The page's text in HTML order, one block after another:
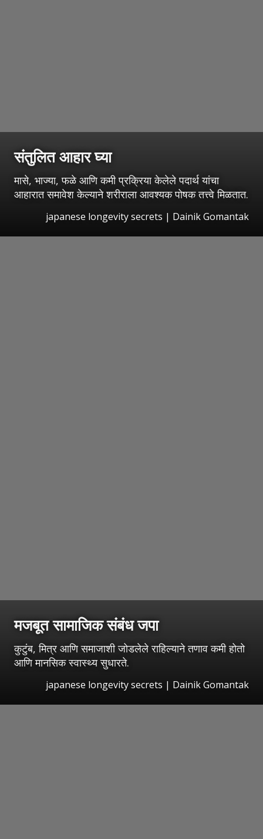
संतुलित आहार घ्या
मासे, भाज्या, फळे आणि कमी प्रक्रिया केलेले पदार्थ यांचा
आहारात समावेश केल्याने शरीराला आवश्यक पोषक तत्त्वे मिळतात.
japanese longevity secrets | Dainik Gomantak
मजबूत सामाजिक संबंध जपा
कुटुंब, मित्र आणि समाजाशी जोडलेले राहिल्याने तणाव कमी होतो
आणि मानसिक स्वास्थ्य सुधारते.
japanese longevity secrets | Dainik Gomantak